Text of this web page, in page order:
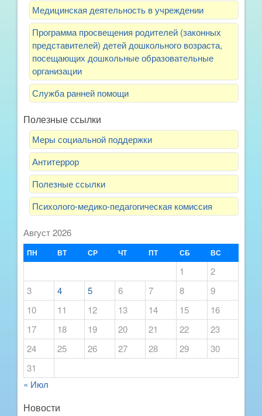
Медицинская деятельность в учреждении
Программа просвещения родителей (законных
представителей) детей дошкольного возраста,
посещающих дошкольные образовательные
организации
Служба ранней помощи
Полезные ссылки
Меры социальной поддержки
Антитеррор
Полезные ссылки
Психолого-медико-педагогическая комиссия
Август 2026
ПН ВТ СР ЧТ ПТ СБ ВС
1
2
3
4 5 6 7 8
9
10
11 12 13 14 15
16
17
18 19 20 21 22
23
24
25 26 27 28 29
30
31
« Июл
Новости